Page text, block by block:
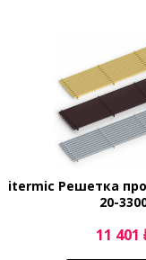
itermic Решетка
20-
11 401